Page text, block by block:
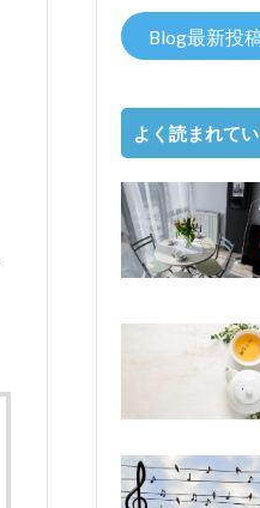
Blog最新投
よく読まれて